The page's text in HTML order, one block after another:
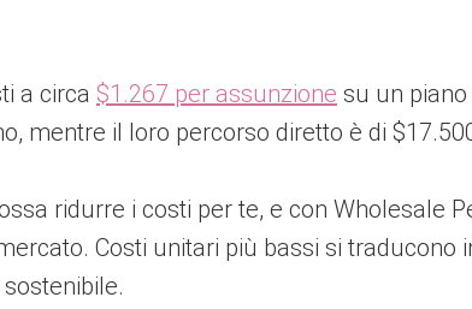
a circa $1.267 per assunzione su un
mentre il loro percorso diretto è di
ridurre i costi per te, e con Wholesale
Costi unitari più bassi si traducono